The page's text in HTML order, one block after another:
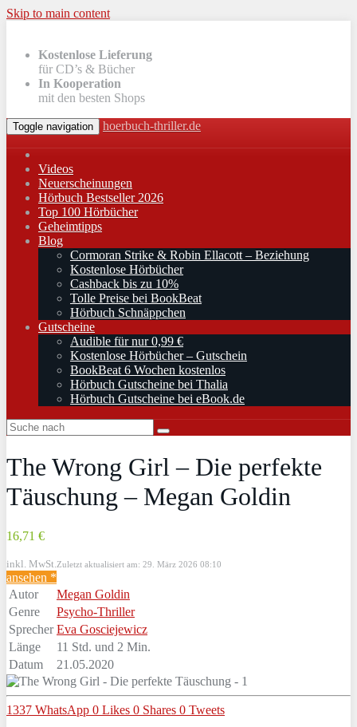
Skip to main content
Kostenlose Lieferung
für CD’s & Bücher
In Kooperation
mit den besten Shops
Toggle navigation hoerbuch-thriller.de
Videos
Neuerscheinungen
Hörbuch Bestseller 2026
Top 100 Hörbücher
Geheimtipps
Blog
Cormoran Strike & Robin Ellacott – Beziehung
Kostenlose Hörbücher
Cashback bis zu 10%
Tolle Preise bei BookBeat
Hörbuch Schnäppchen
Gutscheine
Audible für nur 0,99 €
Kostenlose Hörbücher – Gutschein
BookBeat 6 Wochen kostenlos
Hörbuch Gutscheine bei Thalia
Hörbuch Gutscheine bei eBook.de
The Wrong Girl – Die perfekte
Täuschung – Megan Goldin
16,71 €
inkl. MwSt. Zuletzt aktualisiert am: 29. März 2026 08:10
ansehen *
Autor
Megan Goldin
Genre
Psycho-Thriller
Sprecher Eva Gosciejewicz
Länge
11 Std. und 2 Min.
Datum
21.05.2020
1337 WhatsApp 0 Likes 0 Shares 0 Tweets